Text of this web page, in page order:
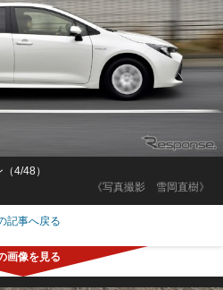
《写真撮影 雪岡直樹》
4/48）
記事へ戻る